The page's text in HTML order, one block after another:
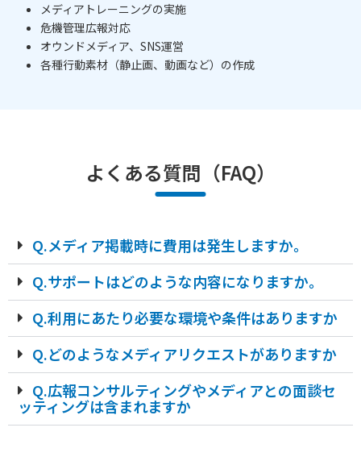
メディアトレーニングの実施
危機管理広報対応
オウンドメディア、SNS運営
各種行動素材（静止画、動画など）の作成
よくある質問（FAQ）
Q.メディア掲載時に費用は発生しますか。
Q.サポートはどのような内容になりますか。
Q.利用にあたり必要な環境や条件はありますか
Q.どのようなメディアリクエストがありますか
Q.広報コンサルティングやメディアとの面談セ
ッティングは含まれますか